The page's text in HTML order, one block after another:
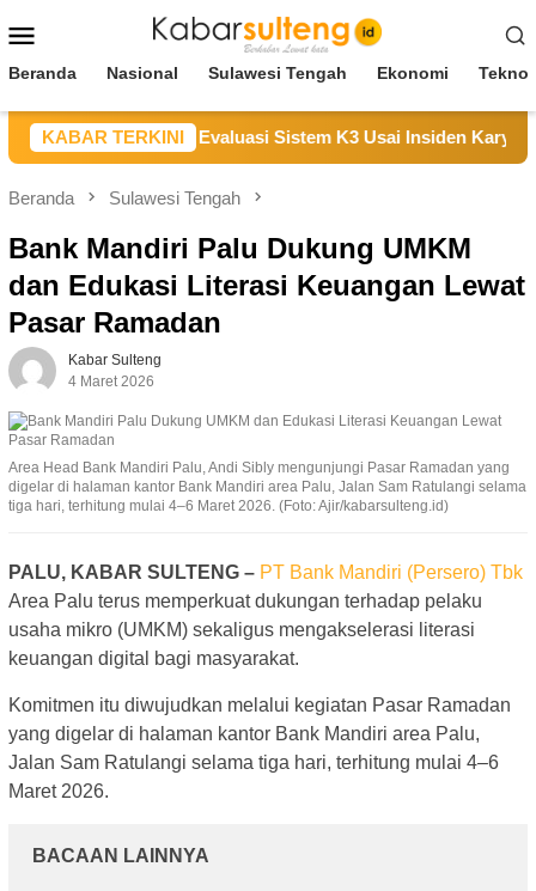
ke
Mobile
Beranda Nasional Sulawesi Tengah Ekonomi
KABAR TERKINI
Duka, Janji Evaluasi Sistem K3 Usai Insiden Karyawan di
Beranda Sulawesi Tengah
Bank Mandiri Palu Dukung UMKM
dan Edukasi Literasi Keuangan Lewat
Pasar Ramadan
Kabar Sulteng
4 Maret 2026
Area Head Bank Mandiri Palu, Andi Sibly mengunjungi Pasar Ramadan yang
digelar di halaman kantor Bank Mandiri area Palu, Jalan Sam Ratulangi selama
tiga hari, terhitung mulai 4–6 Maret 2026. (Foto: Ajir/kabarsulteng.id)
PALU, KABAR SULTENG – PT Bank Mandiri (Persero) Tbk
Area Palu terus memperkuat dukungan terhadap pelaku
usaha mikro (UMKM) sekaligus mengakselerasi literasi
keuangan digital bagi masyarakat.
Komitmen itu diwujudkan melalui kegiatan Pasar Ramadan
yang digelar di halaman kantor Bank Mandiri area Palu,
Jalan Sam Ratulangi selama tiga hari, terhitung mulai 4–6
Maret 2026.
BACAAN LAINNYA